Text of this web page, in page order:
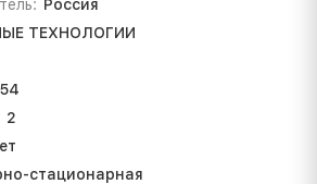
Россия
ТЕХНОЛОГИИ
54
2
стационарная